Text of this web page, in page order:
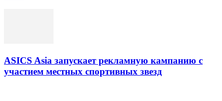
ASICS Asia запускает рекламную кампанию с
участием местных спортивных звезд